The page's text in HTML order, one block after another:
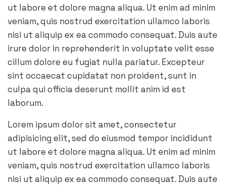
ut labore et dolore magna aliqua. Ut enim ad minim
veniam, quis nostrud exercitation ullamco laboris
nisi ut aliquip ex ea commodo consequat. Duis aute
irure dolor in reprehenderit in voluptate velit esse
cillum dolore eu fugiat nulla pariatur. Excepteur
sint occaecat cupidatat non proident, sunt in
culpa qui officia deserunt mollit anim id est
laborum.
Lorem ipsum dolor sit amet, consectetur
adipisicing elit, sed do eiusmod tempor incididunt
ut labore et dolore magna aliqua. Ut enim ad minim
veniam, quis nostrud exercitation ullamco laboris
nisi ut aliquip ex ea commodo consequat. Duis aute